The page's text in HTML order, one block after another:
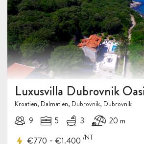
Luxusvilla Dubrovnik
Kroatien, Dalmatien, Dubrovnik, Dubrovnik
9 5 3 20 m
€770 - €1.400 /NT